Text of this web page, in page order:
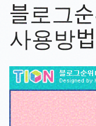
블로그
사용방법